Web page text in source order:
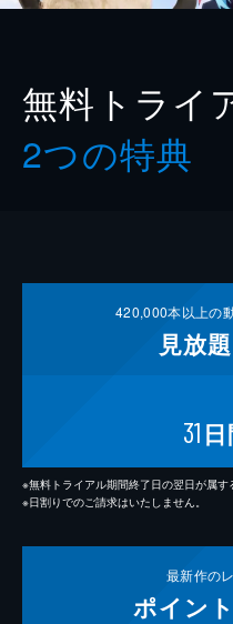
無料トライ
2つの特典
420,000本以上の
見放題
31
※無料トライアル期間終了日の翌日が属す
※日割りでのご請求はいたしません。
最新作の
ポイント